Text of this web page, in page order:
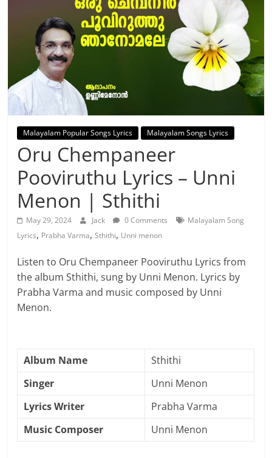
Malayalam Popular Songs Lyrics Malayalam Songs Lyrics
Oru Chempaneer
Pooviruthu Lyrics – Unni
Menon | Sthithi
May 29, 2024 Jack 0 Comments
Malayalam Song
Lyrics, Prabha Varma,Sthithi, Unni menon
Listen to Oru Chempaneer Pooviruthu Lyrics from
the album Sthithi, sung by Unni Menon. Lyrics by
Prabha Varma and music composed by Unni
Menon.
Album Name
Sthithi
Singer
Unni Menon
Lyrics Writer
Prabha Varma
Music Composer
Unni Menon